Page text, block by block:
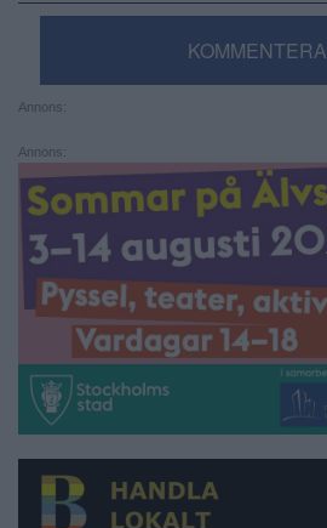
KOMMENTERA
Annons:
Annons: